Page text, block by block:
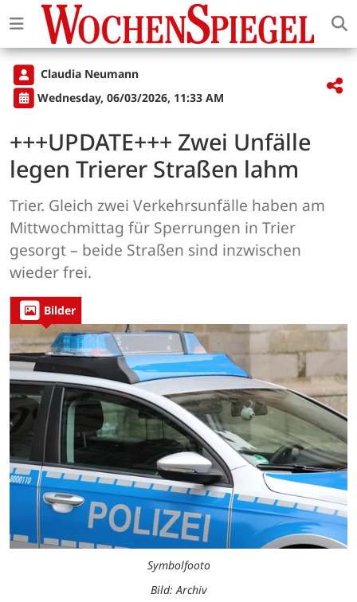
Claudia Neumann
Wednesday, 06/03/2026, 11:33 AM
+++UPDATE+++ Zwei Unfälle
legen Trierer Straßen lahm
Trier. Gleich zwei Verkehrsunfälle haben am
Mittwochmittag für Sperrungen in Trier
gesorgt – beide Straßen sind inzwischen
wieder frei.
Bilder
Symbolfooto
Bild: Archiv